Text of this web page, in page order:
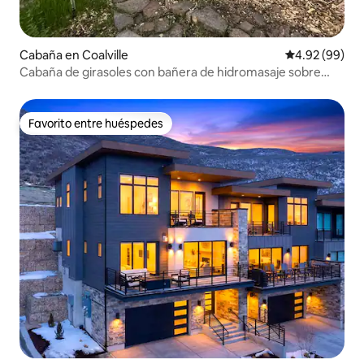
Cabaña en Coalville Calificación
4.92 (99)
Cabaña de girasoles con bañera de hidromasaje sobre
Favorito entre huéspedes
Favorito entre huéspedes